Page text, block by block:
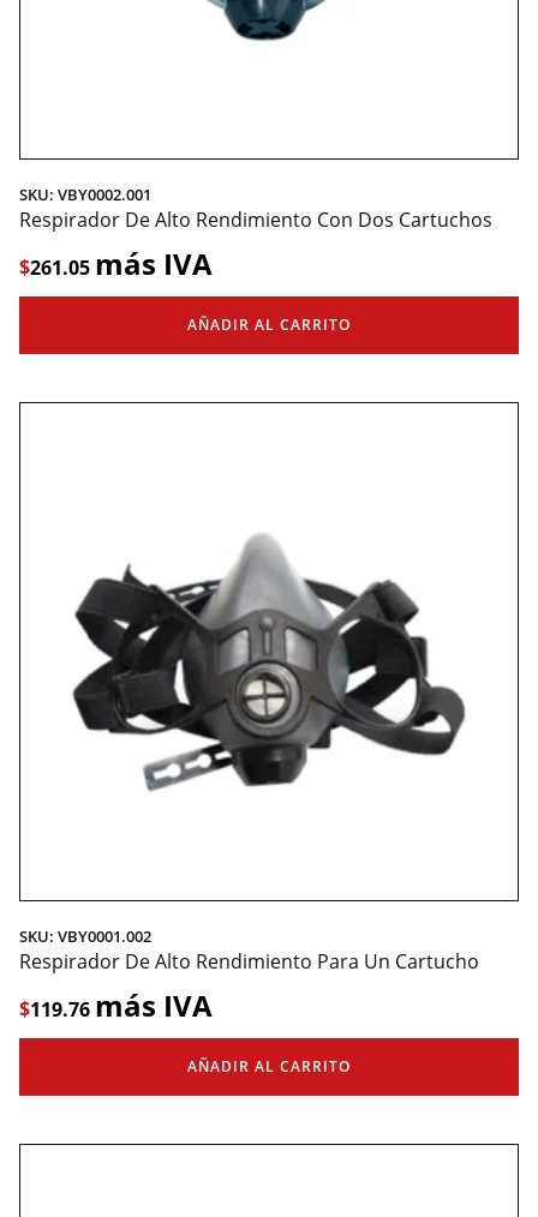
SKU: VBY0002.001
Respirador De Alto Rendimiento Con Dos Cartuchos
$261.05 más IVA
AÑADIR AL CARRITO
SKU: VBY0001.002
Respirador De Alto Rendimiento Para Un Cartucho
$119.76 más IVA
AÑADIR AL CARRITO